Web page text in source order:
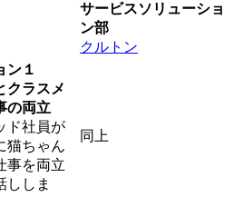
サービスソリューショ
ン部
クルトン
ン１
クラスメ
の両立
ド社員が
猫ちゃん
事を両立
ししま
同上